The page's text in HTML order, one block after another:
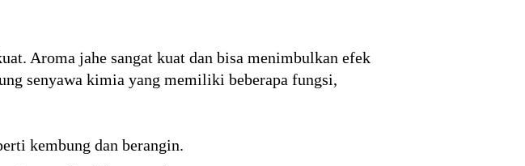
Aroma jahe sangat kuat dan bisa menimbulkan efek
senyawa kimia yang memiliki beberapa fungsi,
kembung dan berangin.